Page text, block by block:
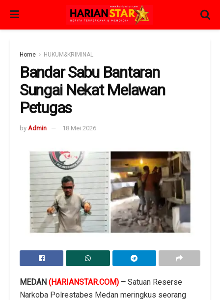
Home HUKUM&KRIMINAL
Bandar Sabu Bantaran
Sungai Nekat Melawan
Petugas
by Admin 18 Mei 2026
MEDAN (HARIANSTAR.COM) – Satuan Reserse
Narkoba Polrestabes Medan meringkus seorang